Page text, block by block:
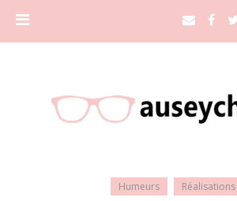
Humeurs Réalisations